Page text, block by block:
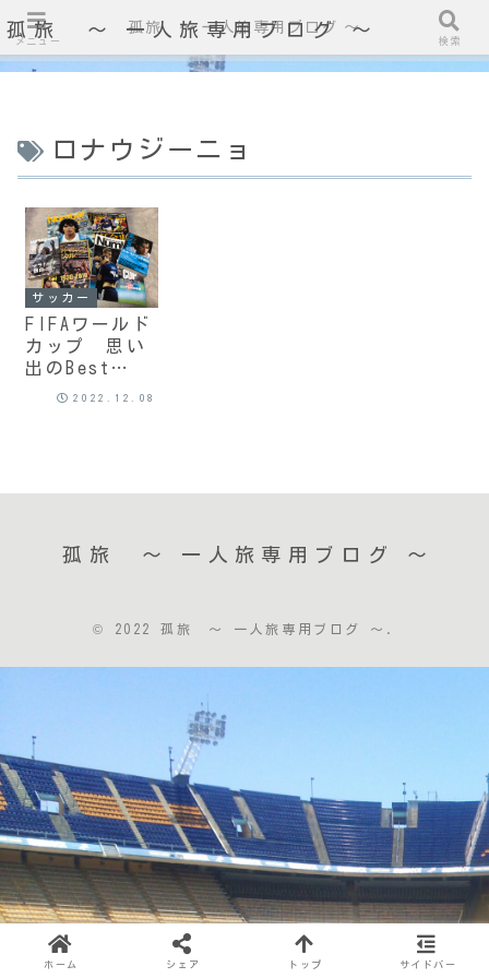
孤旅 〜 一人旅専用ブログ ～
ロナウジーニョ
サッカー
FIFAワールド
カップ 思い
出のBest
Bout ④2022.12.08
孤旅 〜 一人旅専用ブログ ～
© 2022 孤旅 〜 一人旅専用ブログ ～.
メニュー
孤旅 〜 一人旅専用ブログ ～
検索
ホーム シェア トップ サイドバー